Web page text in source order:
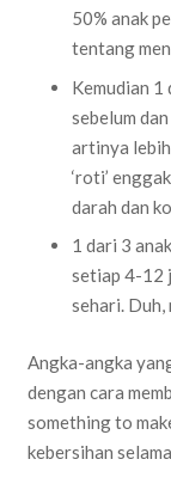
50% anak
tentang
Kemudian 1
sebelum
artinya
‘roti’
darah dan
1 dari 3
setiap 4-12
sehari. Duh,
Angka-angka
dengan cara
something to
kebersihan